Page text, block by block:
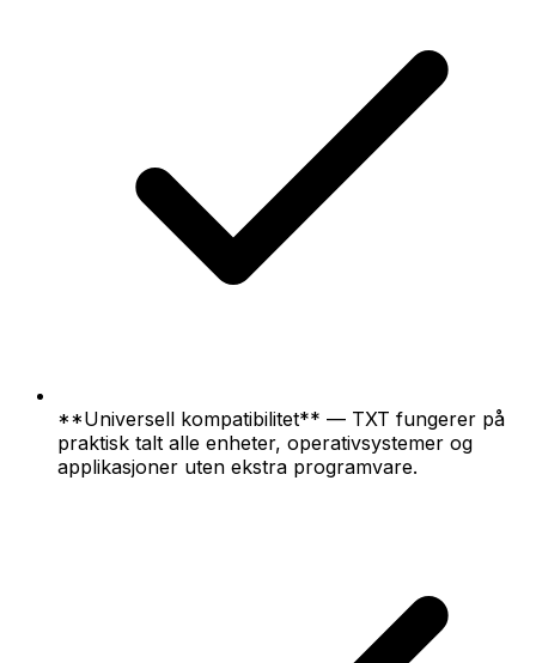
**Universell kompatibilitet** — TXT fungerer på
praktisk talt alle enheter, operativsystemer og
applikasjoner uten ekstra programvare.